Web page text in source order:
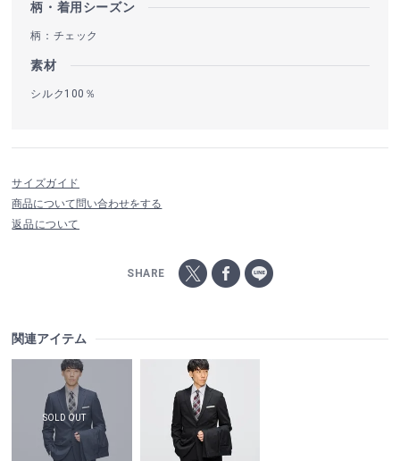
柄・着用シーズン
柄：チェック
素材
シルク100％
サイズガイド
商品について問い合わせをする
返品について
SHARE
関連アイテム